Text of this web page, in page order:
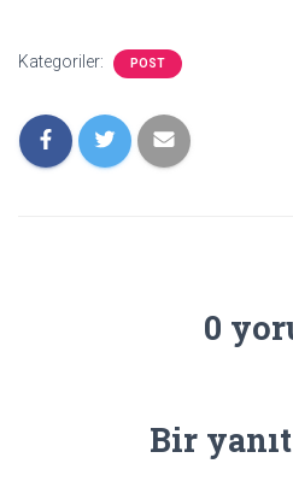
Kategoriler: POST
0
Bir